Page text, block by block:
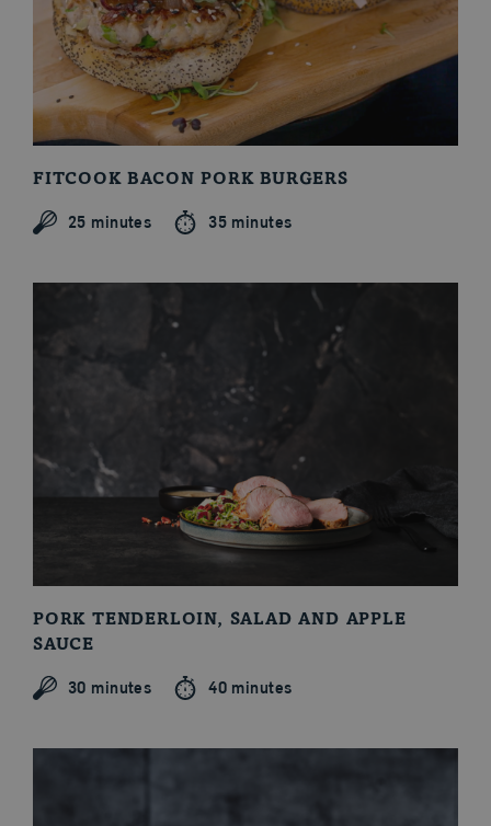
Cuts and Cooking Methods
FITCOOK BACON PORK BURGERS
25 minutes 35 minutes
PORK TENDERLOIN, SALAD AND APPLE
SAUCE
30 minutes 40 minutes